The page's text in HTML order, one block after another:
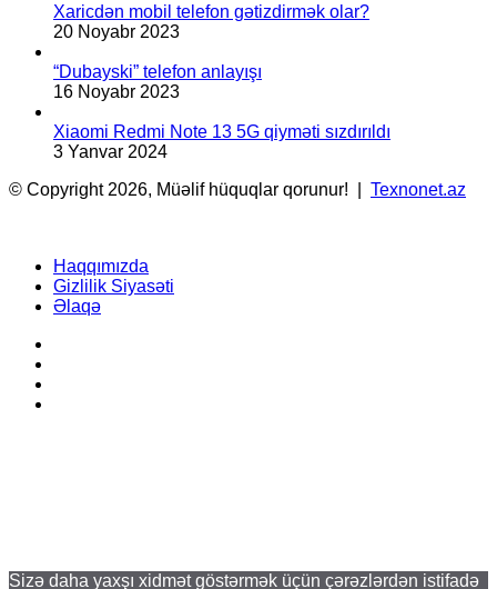
Xaricdən mobil telefon gətizdirmək olar?
20 Noyabr 2023
“Dubayski” telefon anlayışı
16 Noyabr 2023
Xiaomi Redmi Note 13 5G qiyməti sızdırıldı
3 Yanvar 2024
© Copyright 2026, Müəlif hüquqlar qorunur! | Texnonet.az
Haqqımızda
Gizlilik Siyasəti
Əlaqə
Sizə daha yaxşı xidmət göstərmək üçün çərəzlərdən istifadə